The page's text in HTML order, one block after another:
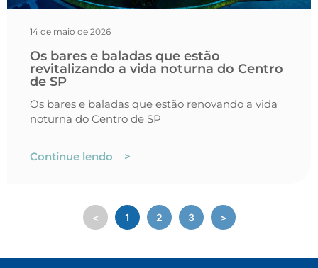
14 de maio de 2026
Os bares e baladas que estão
revitalizando a vida noturna do Centro
de SP
Os bares e baladas que estão renovando a vida
noturna do Centro de SP
Continue lendo >
< 1 2 3 >